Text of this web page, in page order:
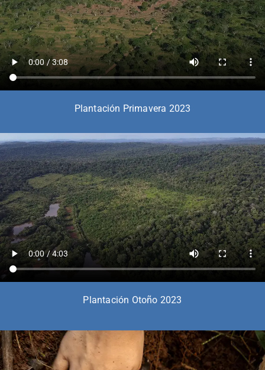
Plantación Primavera 2023
Plantación Otoño 2023